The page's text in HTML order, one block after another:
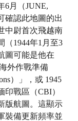
6月（JUNE,
確認此地圖的出
中尉首次飛越南
（1944年1月至3
圖可能是他在
外作戰準備
）」，或 1945
印戰區（CBI）
版航圖。這顯示
裝備更新頻率並